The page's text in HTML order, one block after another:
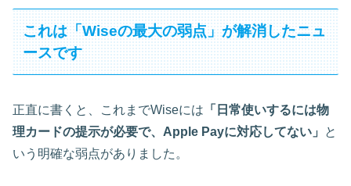
これは「Wiseの最大の弱点」が解消したニュ
ースです
正直に書くと、これまでWiseには 「日常使いするには物
理カードの提示が必要で、Apple Payに対応してない」
と
いう明確な弱点がありました。